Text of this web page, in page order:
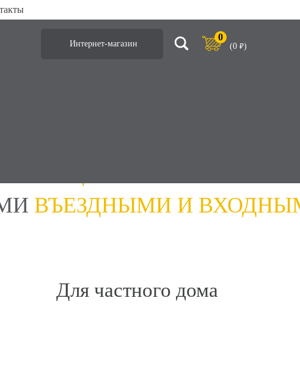
Интернет-магазин
0
(0 ₽)
ВЪЕЗДНЫМИ И
Для частного дома